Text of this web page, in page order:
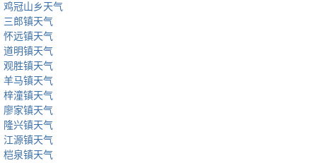
鸡冠山乡天气
三郎镇天气
怀远镇天气
道明镇天气
观胜镇天气
羊马镇天气
梓潼镇天气
廖家镇天气
隆兴镇天气
江源镇天气
桤泉镇天气